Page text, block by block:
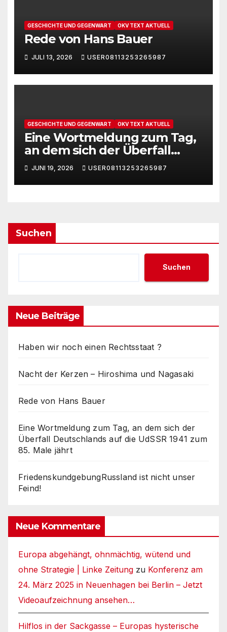
GESCHICHTE UND GEGENWART OKV TEXT AKTUELL
Rede von Hans Bauer
JULI 13, 2026 USER08113253265987
GESCHICHTE UND GEGENWART OKV TEXT AKTUELL
Eine Wortmeldung zum Tag,
an dem sich der Überfall
Deutschlands auf die UdSSR
1941 zum 85. Male jährt
JUNI 19, 2026 USER08113253265987
Suchen
Suchen
Neue Beiträge
Haben wir noch einen Rechtsstaat ?
Nacht der Kerzen – Hiroshima und Nagasaki
Rede von Hans Bauer
Eine Wortmeldung zum Tag, an dem sich der
Überfall Deutschlands auf die UdSSR 1941 zum
85. Male jährt
FriedenskundgebungRussland ist nicht unser
Feind!
Neue Kommentare
Europa abgehängt, ohnmächtig, wütend und
ohne Strategie | Linke Zeitung zu Konferenz am
24. März 2025 in Neuenhagen bei Berlin – Jetzt
Videoaufzeichnung ansehen…
Hilflos in der Sackgasse – Europas hysterische